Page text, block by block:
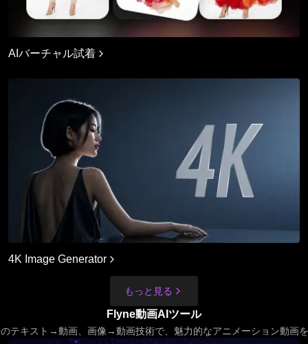
AIバーチャル試着
4K Image Generator
もっと見る
Flyne動画AIツール
テキスト→動画、画像→動画技術で、魅力的なアニメーション動画